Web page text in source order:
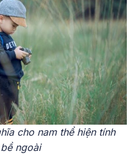
cho nam thể hiện tính
ngoài